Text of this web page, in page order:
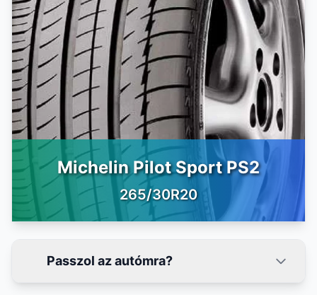
Michelin Pilot Sport PS2
265/30R20
Passzol az autómra?